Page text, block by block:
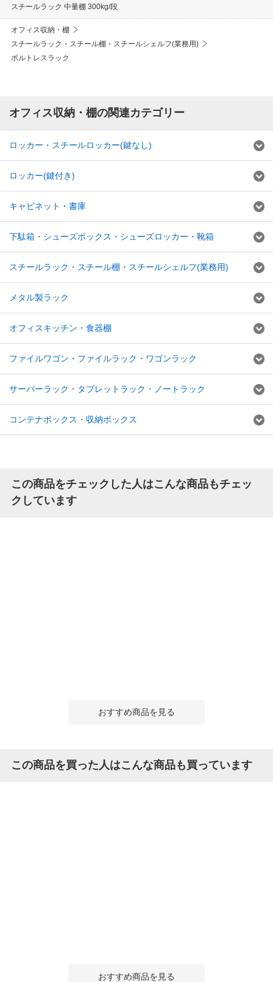
スチールラック 中量棚 300kg/段
オフィス収納・棚
スチールラック・スチール棚・スチールシェルフ(業務用)
ボルトレスラック
オフィス収納・棚の関連カテゴリー
ロッカー・スチールロッカー(鍵なし)
ロッカー(鍵付き)
キャビネット・書庫
下駄箱・シューズボックス・シューズロッカー・靴箱
スチールラック・スチール棚・スチールシェルフ(業務用)
メタル製ラック
オフィスキッチン・食器棚
ファイルワゴン・ファイルラック・ワゴンラック
サーバーラック・タブレットラック・ノートラック
コンテナボックス・収納ボックス
この商品をチェックした人はこんな商品もチェッ
クしています
おすすめ商品を見る
この商品を買った人はこんな商品も買っています
おすすめ商品を見る